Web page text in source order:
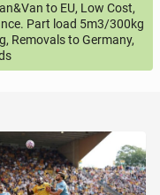
to EU, Low Cost,
Part load 5m3/300kg
Removals to Germany,